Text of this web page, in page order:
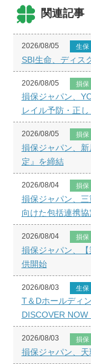
関連記事
2026/08/05 生保
SBI生命、ディス
2026/08/05 損保
損保ジャパン、
レイル予防・正
2026/08/05 損保
損保ジャパン、
定』を締結
2026/08/04 損保
損保ジャパン、
向けた包括連携
2026/08/04 損保
損保ジャパン、
供開始
2026/08/03 生保
T＆Dホールディ
DISCOVER NOW
2026/08/03 損保
損保ジャパン、